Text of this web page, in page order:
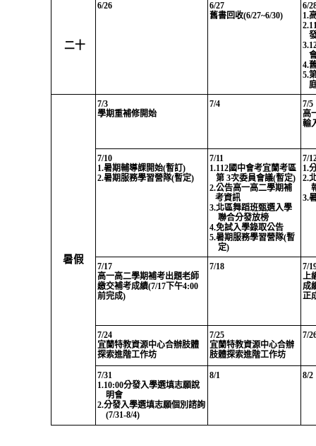
二十
6/26
6/27
舊書回收(6/27~6/30)
6/
1.
4.
5.
暑假
7/3
學期重補修開始
7/4
7/5
高
輸
7/10
1.暑期輔導課開始(暫訂 )
2.暑期服務學習營隊(暫定)
7/11
1.112國中會考宜蘭考區
第 3次委員會議(暫定)
2.公告高一高二學期補
考資訊
3.北區舞蹈班甄選入學
聯合分發放榜
4.免試入學錄取公告
5.暑期服務學習營隊(暫
定)
7/
1.
2.
3.
7/17
高一高二學期補考出題老師
繳交補考成績(7/17下午4:00
前完成)
7/18
7/
上
成
正
7/24
宜蘭特教資源中心合辦肢體
探索進階工作坊
7/25
宜蘭特教資源中心合辦
肢體探索進階工作坊
7/
7/31
1.10:00分發入學選填志願說
明會
2.分發入學選填志願個別諮詢
(7/31-8/4)
8/1 8/2